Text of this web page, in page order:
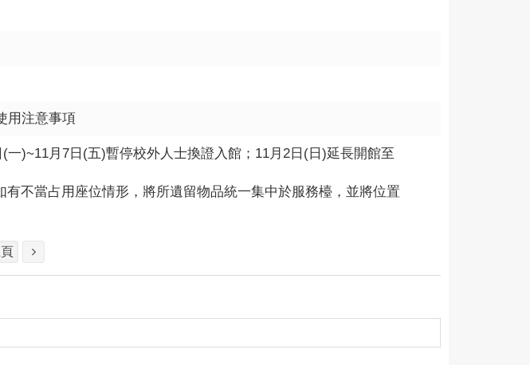
用注意事項
一)~11月7日(五)暫停校外人士換證入館；11月2日(日)延長開館至
不當占用座位情形，將所遺留物品統一集中於服務檯，並將位置